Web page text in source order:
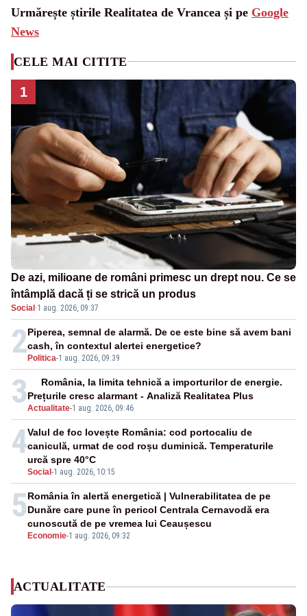
Urmărește știrile Realitatea de Vrancea și pe Google
News
CELE MAI CITITE
1
De azi, milioane de români primesc un drept nou. Ce se
întâmplă dacă ți se strică un produs
Social ·1 aug. 2026, 09:37
2 Politica-1 aug. 2026, 09:39
Piperea, semnal de alarmă. De ce este bine să avem bani
cash, în contextul alertei energetice?
3Actualitate-1 aug. 2026, 09:46
România, la limita tehnică a importurilor de energie.
Prețurile cresc alarmant - Analiză Realitatea Plus
4
Social -1 aug. 2026, 10:15
Valul de foc lovește România: cod portocaliu de
caniculă, urmat de cod roșu duminică. Temperaturile
urcă spre 40°C
5
Economie-1 aug. 2026, 09:32
România în alertă energetică | Vulnerabilitatea de pe
Dunăre care pune în pericol Centrala Cernavodă era
cunoscută de pe vremea lui Ceaușescu
ACTUALITATE